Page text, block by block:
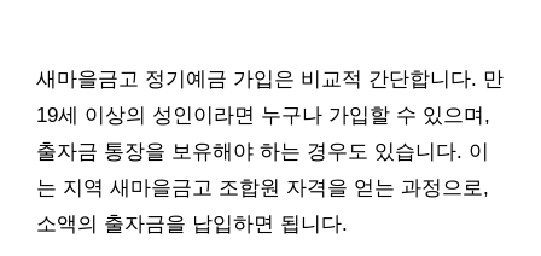
새마을금고 정기예금 가입은 비교적 간단합니다. 만
19세 이상의 성인이라면 누구나 가입할 수 있으며,
출자금 통장을 보유해야 하는 경우도 있습니다. 이
는 지역 새마을금고 조합원 자격을 얻는 과정으로,
소액의 출자금을 납입하면 됩니다.